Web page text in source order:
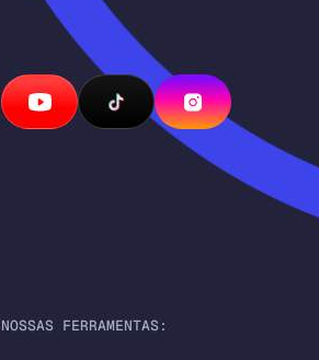
NOSSAS FERRAMENTAS: